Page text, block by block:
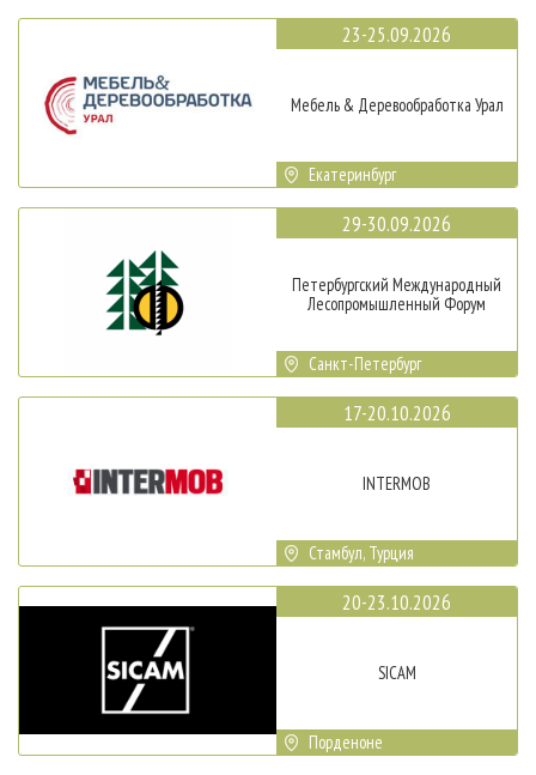
23-25.09.2026
Мебель & Деревообработка Урал
Екатеринбург
29-30.09.2026
Петербургский Международный
Лесопромышленный Форум
Санкт-Петербург
17-20.10.2026
INTERMOB
Стамбул, Турция
20-23.10.2026
SICAM
Порденоне